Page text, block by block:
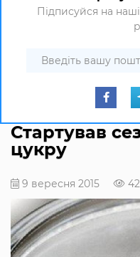
Підписуйся на
Стартував
цукру
9 вересня 2015 42